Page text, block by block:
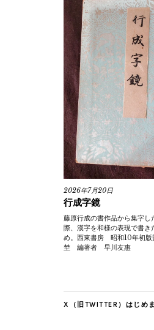
2026年7月20日
行成字鏡
藤原行成の書作品から集字し
際、漢字を和様の表現で書き
め。西東書房 昭和10年初
埜 編著者 早川友惠
X（旧TWITTER）はじめ